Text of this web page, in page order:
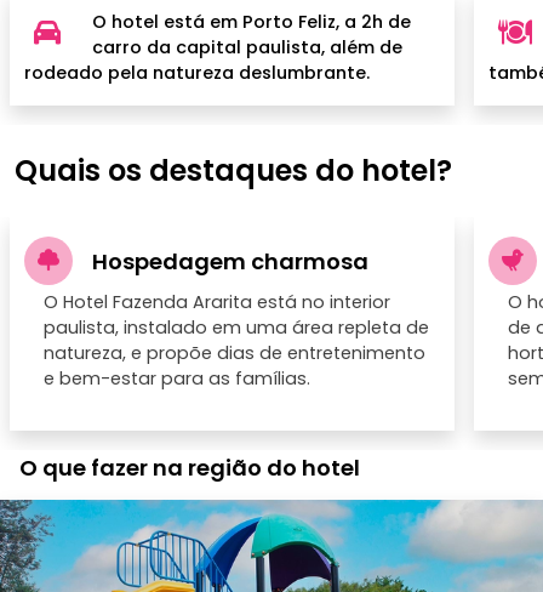
O hotel está em Porto Feliz, a 2h de
carro da capital paulista, além de
rodeado pela natureza deslumbrante.
Quais os destaques do hotel?
Hospedagem charmosa
O Hotel Fazenda Ararita está no interior
paulista, instalado em uma área repleta de
natureza, e propõe dias de entretenimento
e bem-estar para as famílias.
O
de
O que fazer na região do hotel